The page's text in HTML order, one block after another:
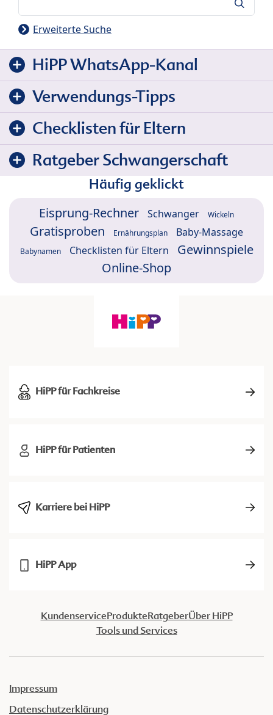
Erweiterte Suche
HiPP WhatsApp-Kanal
Verwendungs-Tipps
Checklisten für Eltern
Ratgeber Schwangerschaft
Häufig geklickt
Eisprung-Rechner Schwanger Wickeln
Gratisproben Ernährungsplan Baby-Massage
Babynamen Checklisten für Eltern
Gewinnspiele
Online-Shop
HiPP für Fachkreise
HiPP für Patienten
Karriere bei HiPP
HiPP App
KundenserviceProdukteRatgeberÜber HiPP
Tools und Services
Impressum
Datenschutzerklärung